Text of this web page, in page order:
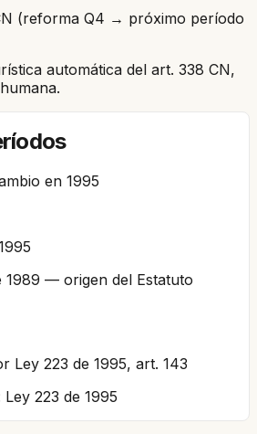
(reforma Q4 → próximo período
automática del art. 338 CN,
en 1995
1989 — origen del Estatuto
Ley 223 de 1995, art. 143
Ley 223 de 1995